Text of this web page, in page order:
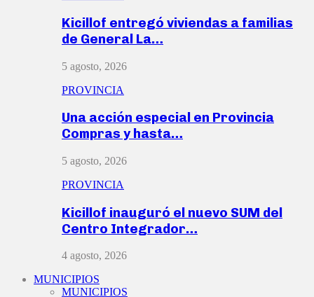
Kicillof entregó viviendas a familias
de General La…
5 agosto, 2026
PROVINCIA
Una acción especial en Provincia
Compras y hasta…
5 agosto, 2026
PROVINCIA
Kicillof inauguró el nuevo SUM del
Centro Integrador…
4 agosto, 2026
MUNICIPIOS
MUNICIPIOS